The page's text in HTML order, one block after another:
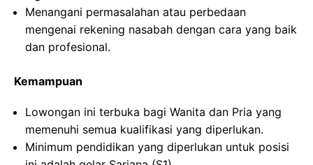
Menangani permasalahan atau perbedaan
mengenai rekening nasabah dengan cara yang baik
dan profesional.
Kemampuan
Lowongan ini terbuka bagi Wanita dan Pria yang
memenuhi semua kualifikasi yang diperlukan.
Minimum pendidikan yang diperlukan untuk posisi